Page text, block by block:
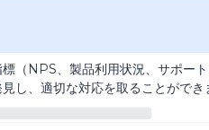
（NPS、製品利用状況、サポー
し、適切な対応を取ることができ